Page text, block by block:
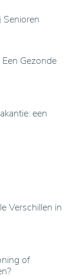
Senioren
Gezonde
een
Verschillen in
of